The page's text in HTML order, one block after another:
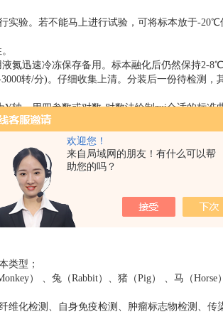
欢迎您！
来自局域网的朋友！有什么可以帮
助您的吗？
实验。若不能马上进行试验，可将标本放于-
氮迅速冷冻保存备用。标本融化后仍然保持2-
转/分)。仔细收集上清。分装后一份待检测，
轴，用四参数或对数-对数法绘制zui合适的标准
可直接从标准曲线上读取。如果样本实验前进
标参数（线性，半对数）和计算方式参数（三
冲液贮存于4℃，将不用的微孔板放回至密封袋
类型；
） 、兔（Rabbit）、猪（Pig） 、马（
化检测、自身免疫检测、肿瘤标志物检测、传